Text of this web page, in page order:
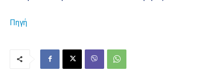
Πηγή